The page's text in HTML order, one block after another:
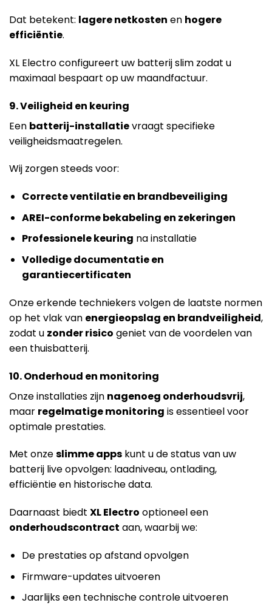
Dat betekent: lagere netkosten en hogere
efficiëntie.
XL Electro configureert uw batterij slim zodat u
maximaal bespaart op uw maandfactuur.
9. Veiligheid en keuring
Een batterij-installatievraagt specifieke
veiligheidsmaatregelen.
Wij zorgen steeds voor:
Correcte ventilatie en brandbeveiliging
AREI-conforme bekabeling en zekeringen
Professionele keuring na installatie
Volledige documentatie en
garantiecertificaten
Onze erkende techniekers volgen de laatste normen
op het vlak van energieopslag en brandveiligheid,
zodat u zonder risico geniet van de voordelen van
een thuisbatterij.
10. Onderhoud en monitoring
Onze installaties zijn nagenoeg onderhoudsvrij,
maar regelmatige monitoring is essentieel voor
optimale prestaties.
Met onzeslimme apps kunt u de status van uw
batterij live opvolgen: laadniveau, ontlading,
efficiëntie en historische data.
Daarnaast biedt XL Electro optioneel een
onderhoudscontract aan, waarbij we:
De prestaties op afstand opvolgen
Firmware-updates uitvoeren
Jaarlijks een technische controle uitvoeren